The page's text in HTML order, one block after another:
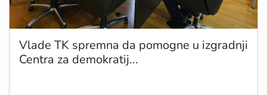
Vlade TK spremna da pomogne u izgradnji
Centra za demokratij...